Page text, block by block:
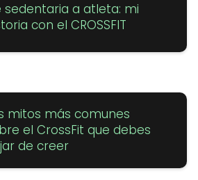
sedentaria a atleta: mi
con el CROSSFIT
mitos más comunes
el CrossFit que debes
de creer